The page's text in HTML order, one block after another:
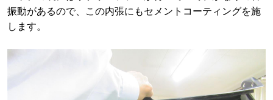
振動があるので、この内張にもセメントコーティングを施
します。